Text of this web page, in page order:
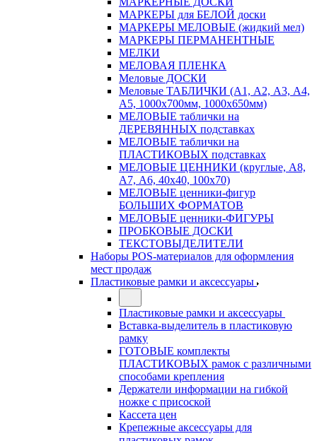
МАРКЕРЫ для БЕЛОЙ доски
МАРКЕРЫ МЕЛОВЫЕ (жидкий мел)
МАРКЕРЫ ПЕРМАНЕНТНЫЕ
МЕЛКИ
МЕЛОВАЯ ПЛЕНКА
Меловые ДОСКИ
Меловые ТАБЛИЧКИ (А1, А2, А3, А4,
А5, 1000х700мм, 1000х650мм)
МЕЛОВЫЕ таблички на
ДЕРЕВЯННЫХ подставках
МЕЛОВЫЕ таблички на
ПЛАСТИКОВЫХ подставках
МЕЛОВЫЕ ЦЕННИКИ (круглые, А8,
А7, А6, 40х40, 100х70)
МЕЛОВЫЕ ценники-фигур
БОЛЬШИХ ФОРМАТОВ
МЕЛОВЫЕ ценники-ФИГУРЫ
ПРОБКОВЫЕ ДОСКИ
ТЕКСТОВЫДЕЛИТЕЛИ
Наборы POS-материалов для оформления
мест продаж
Пластиковые рамки и аксессуары
Пластиковые рамки и аксессуары
Вставка-выделитель в пластиковую
рамку
ГОТОВЫЕ комплекты
ПЛАСТИКОВЫХ рамок с различными
способами крепления
Держатели информации на гибкой
ножке с присоской
Кассета цен
Крепежные аксессуары для